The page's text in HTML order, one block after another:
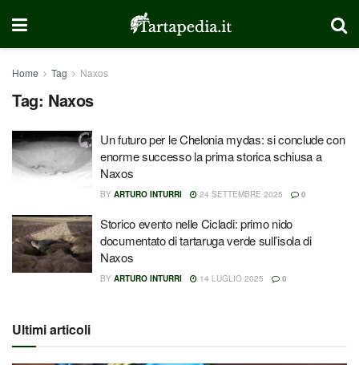
Home Tag Naxos
Tag: Naxos
Un futuro per le Chelonia mydas: si conclude con
enorme successo la prima storica schiusa a
Naxos
BY ARTURO INTURRI 24 SETTEMBRE 2025 0
Storico evento nelle Cicladi: primo nido
documentato di tartaruga verde sull’isola di
Naxos
BY ARTURO INTURRI 14 LUGLIO 2025 0
Ultimi articoli